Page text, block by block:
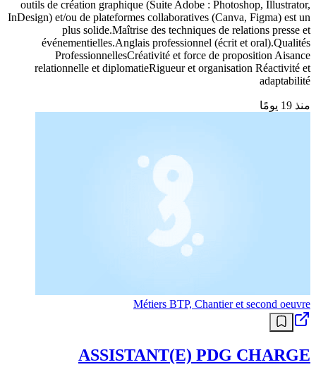
outils de création graphique (Suite Adobe : Photoshop, Illustrator,
InDesign) et/ou de plateformes collaboratives (Canva, Figma) est un
plus solide.Maîtrise des techniques de relations presse et
événementielles.Anglais professionnel (écrit et oral).Qualités
ProfessionnellesCréativité et force de proposition Aisance
relationnelle et diplomatieRigueur et organisation Réactivité et
adaptabilité
منذ 19 يومًا
Métiers BTP, Chantier et second oeuvre
ASSISTANT(E) PDG CHARGE